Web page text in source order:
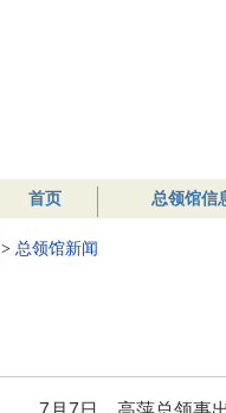
首页 总领馆信
> 总领馆新闻